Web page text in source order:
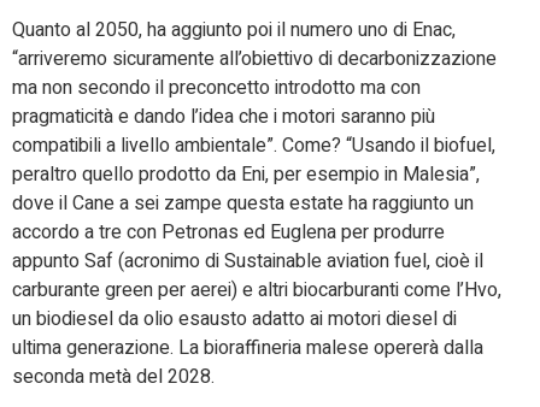
Quanto al 2050, ha aggiunto poi il numero uno di Enac,
“arriveremo sicuramente all’obiettivo di decarbonizzazione
ma non secondo il preconcetto introdotto ma con
pragmaticità e dando l’idea che i motori saranno più
compatibili a livello ambientale”. Come? “Usando il biofuel,
peraltro quello prodotto da Eni, per esempio in Malesia”,
dove il Cane a sei zampe questa estate ha raggiunto un
accordo a tre con Petronas ed Euglena per produrre
appunto Saf (acronimo di Sustainable aviation fuel, cioè il
carburante green per aerei) e altri biocarburanti come l’Hvo,
un biodiesel da olio esausto adatto ai motori diesel di
ultima generazione. La bioraffineria malese opererà dalla
seconda metà del 2028.